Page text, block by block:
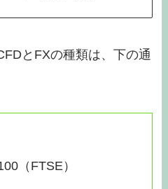
とFXの種類は、下の通
（FTSE）